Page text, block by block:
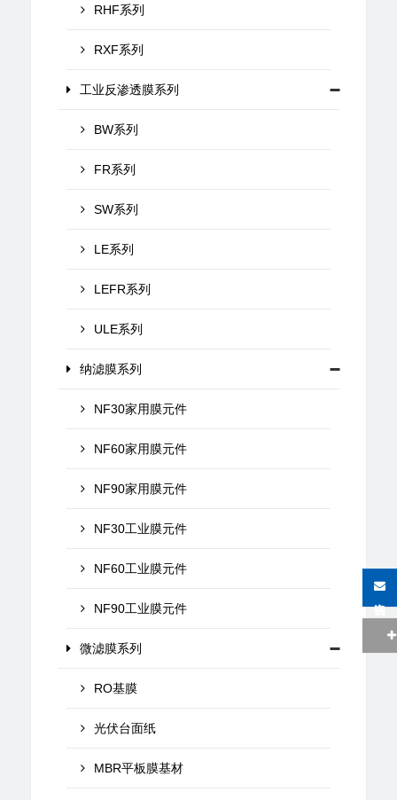
RHF系列
RXF系列
工业反渗透膜系列
BW系列
FR系列
SW系列
LE系列
LEFR系列
ULE系列
纳滤膜系列
NF30家用膜元件
NF60家用膜元件
NF90家用膜元件
NF30工业膜元件
NF60工业膜元件
NF90工业膜元件
微滤膜系列
RO基膜
光伏台面纸
MBR平板膜基材